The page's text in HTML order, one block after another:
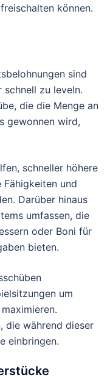
können.
sind
schnell zu leveln.
die die Menge an
gewonnen wird,
schneller höhere
Fähigkeiten und
Darüber hinaus
umfassen, die
oder Boni für
bieten.
um
die während dieser
einbringen.